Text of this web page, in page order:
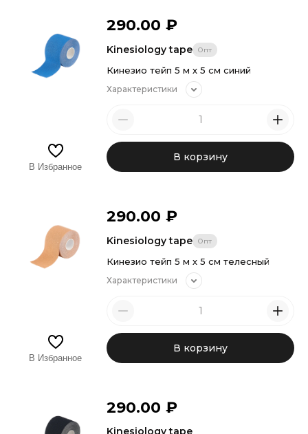
290.00 ₽
Kinesiology tape Опт
Кинезио тейп 5 м х 5 см синий
Характеристики
В корзину
В Избранное
290.00 ₽
Kinesiology tape Опт
Кинезио тейп 5 м х 5 см телесный
Характеристики
В корзину
В Избранное
290.00 ₽
Kinesiology tape